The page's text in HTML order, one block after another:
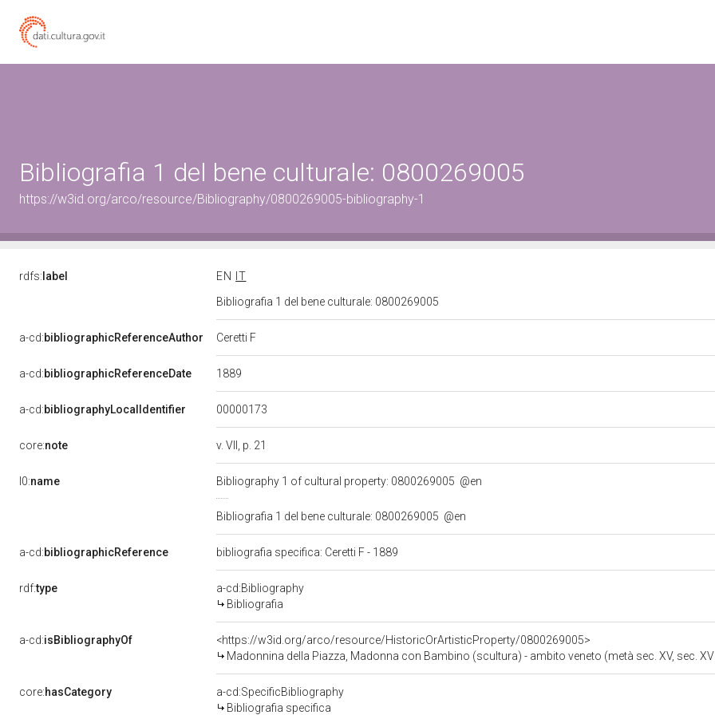
Bibliografia 1 del bene culturale: 0800269005
https://w3id.org/arco/resource/Bibliography/0800269005-bibliography-1
rdfs: label EN
IT
Bibliografia 1 del bene culturale: 0800269005
a-cd:bibliographicReferenceAuthor Ceretti F
a-cd:bibliographicReferenceDate 1889
a-cd:bibliographyLocalIdentifier 00000173
core:note v. VII, p. 21
l0:name Bibliography 1 of cultural property: 0800269005 @en
Bibliografia 1 del bene culturale: 0800269005 @en
a-cd:bibliographicReference bibliografia specifica: Ceretti F - 1889
rdf:type
a-cd:Bibliography
Bibliografia
a-cd:isBibliographyOf
<https://w3id.org/arco/resource/HistoricOrArtisticProperty/0800269005>
Madonnina della Piazza, Madonna con Bambino (scultura) - ambito veneto (metà sec. XV, sec.
core:hasCategory
a-cd:SpecificBibliography
Bibliografia specifica